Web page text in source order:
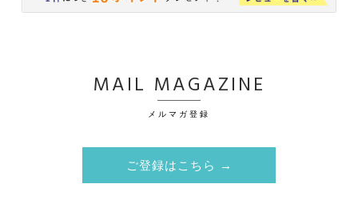
MAIL MAGAZINE
メルマガ登録
ご登録はこちら →